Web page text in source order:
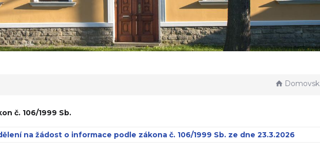
Domovská stránka
č. 106/1999 Sb.
na žádost o informace podle zákona č. 106/1999 Sb. ze dne 23.3.2026